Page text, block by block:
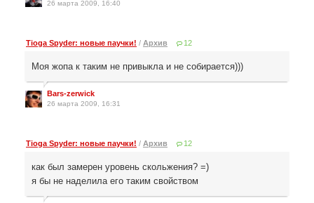
26 марта 2009, 16:40
Tioga Spyder: новые паучки! / Архив 12
Моя жопа к таким не привыкла и не собирается)))
Bars-zerwick
26 марта 2009, 16:31
Tioga Spyder: новые паучки! / Архив 12
как был замерен уровень скольжения? =)
я бы не наделила его таким свойством